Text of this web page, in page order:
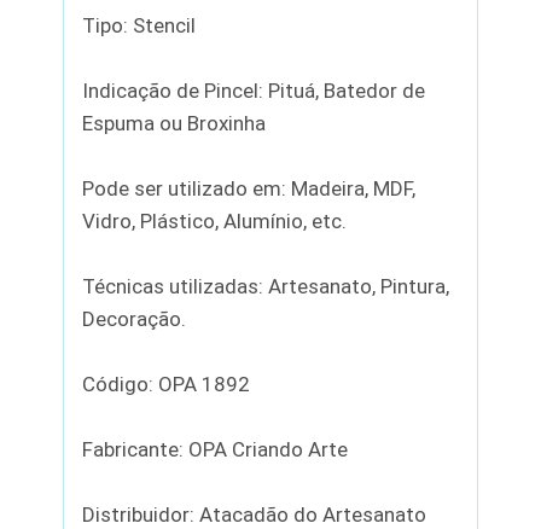
Tipo: Stencil
Indicação de Pincel: Pituá, Batedor de
Espuma ou Broxinha
Pode ser utilizado em: Madeira, MDF,
Vidro, Plástico, Alumínio, etc.
Técnicas utilizadas: Artesanato, Pintura,
Decoração.
Código: OPA 1892
Fabricante: OPA Criando Arte
Distribuidor: Atacadão do Artesanato